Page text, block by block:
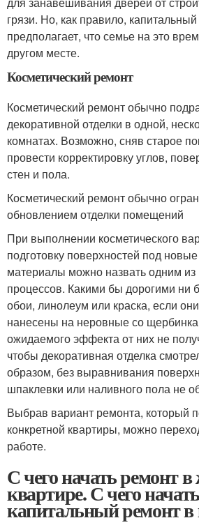
грязи. Но, как правило,
предполагает, что семье на это
другом месте.
Косметический ремонт
Косметический ремонт обычно
декоративной отделки в одной,
комнатах. Возможно, сняв старое
провести корректировку углов,
стен и пола.
Косметический ремонт обычно
обновлением отделки помещений
При выполнении косметического
подготовку поверхностей под
материалы можно назвать одним
процессов. Какими бы дорогими
обои, линолеум или краска, если
нанесены на неровные со
ожидаемого эффекта от них не
чтобы декоративная отделка
образом, без выравнивания
шпаклевки или наливного пола не
Выбрав вариант ремонта, который
конкретной квартиры, можно
работе.
С чего начать ремонт
квартире. С чего начать
капитальный ремонт в